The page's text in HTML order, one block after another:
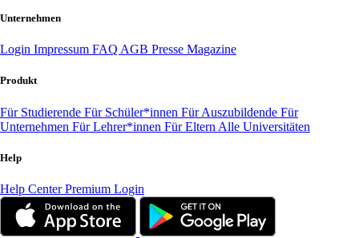
Unternehmen
Login Impressum FAQ AGB Presse Magazine
Produkt
Für Studierende Für Schüler*innen Für Auszubildende Für
Unternehmen Für Lehrer*innen Für Eltern Alle Universitäten
Help
Help CenterPremium Login